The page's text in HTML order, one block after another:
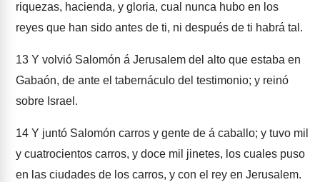
riquezas, hacienda, y gloria, cual nunca hubo en los
reyes que han sido antes de ti, ni después de ti habrá tal.
13 Y volvió Salomón á Jerusalem del alto que estaba en
Gabaón, de ante el tabernáculo del testimonio; y reinó
sobre Israel.
14 Y juntó Salomón carros y gente de á caballo; y tuvo mil
y cuatrocientos carros, y doce mil jinetes, los cuales puso
en las ciudades de los carros, y con el rey en Jerusalem.